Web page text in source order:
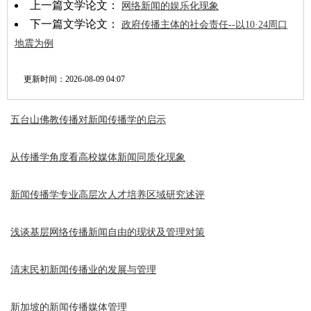
上一篇文学论文： 网络新闻的娱乐化现象
下一篇文学论文： 政府传播主体的社会责任--以10·24周口
地震为例
更新时间： 2026-08-09 04:07
五台山佛教传播对新闻传播学的启示
从传播学角度看高校媒体新闻同质化现象
新闻传播学专业高层次人才培养区域研究述评
浅谈基层网络传播新闻自由的现状及管理对策
清末民初新闻传播业的发展与管理
新加坡的新闻传播媒体管理